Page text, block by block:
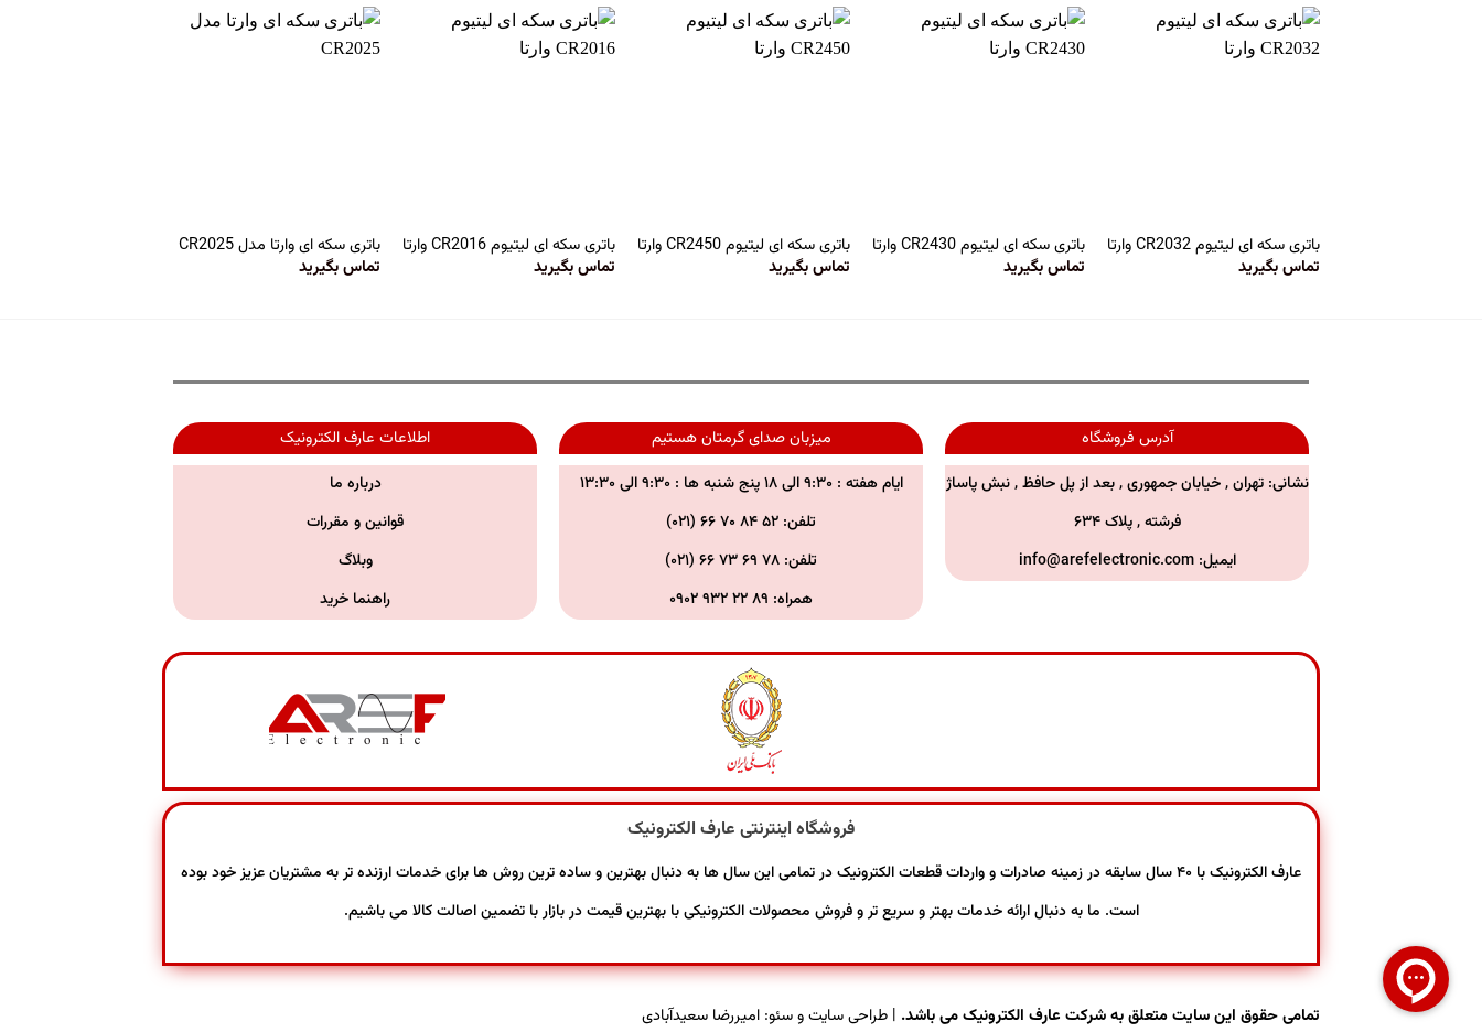
باتری سکه ای لیتیوم CR2032 وارتا
تماس بگیرید
باتری سکه ای لیتیوم CR2430 وارتا
تماس بگیرید
باتری سکه ای لیتیوم CR2450 وارتا
تماس بگیرید
باتری سکه ای لیتیوم CR2016 وارتا
تماس بگیرید
باتری سکه ای وارتا مدل CR2025
تماس بگیرید
آدرس فروشگاه
نشانی: تهران , خیابان جمهوری , بعد از پل حافظ , نبش پاساژ
فرشته , پلاک ۶۳۴
ایمیل:info@arefelectronic.com
میزبان صدای گرمتان هستیم
ایام هفته : ۹:۳۰ الی ۱۸ پنج شنبه ها : ۹:۳۰ الی ۱۳:۳۰
تلفن: ۵۲ ۸۴ ۷۰ ۶۶ (۰۲۱)
تلفن: ۷۸ ۶۹ ۷۳ ۶۶ (۰۲۱)
همراه:
اطلاعات عارف الکترونیک
درباره ما
قوانین و مقررات
وبلاگ
راهنما خرید
فروشگاه اینترنتی عارف الکترونیک
عارف الکترونیک با ۴۰ سال سابقه در زمینه صادرات و واردات قطعات الکترونیک در تمامی این سال ها به دنبال بهترین و ساده ترین روش ها برای خدمات ارزنده تر به مشتریان عزیز خود بوده
است. ما به دنبال ارائه خدمات بهتر و سریع تر و فروش محصولات الکترونیکی با بهترین قیمت در بازار با تضمین اصالت کالا می باشیم.
تمامی حقوق این سایت متعلق به شرکت عارف الکترونیک می باشد. | طراحی سایت و سئو: امیررضا سعیدآبادی